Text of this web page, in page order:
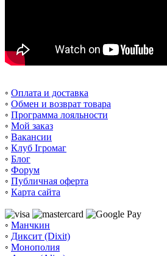
◦ Оплата и доставка
◦ Обмен и возврат товара
◦ Программа лояльности
◦ Мой заказ
◦ Вакансии
◦ Клуб Ігромаг
◦ Блог
◦ Форум
◦ Публичная оферта
◦ Карта сайта
◦ Манчкин
◦ Диксит (Dixit)
◦ Монополия